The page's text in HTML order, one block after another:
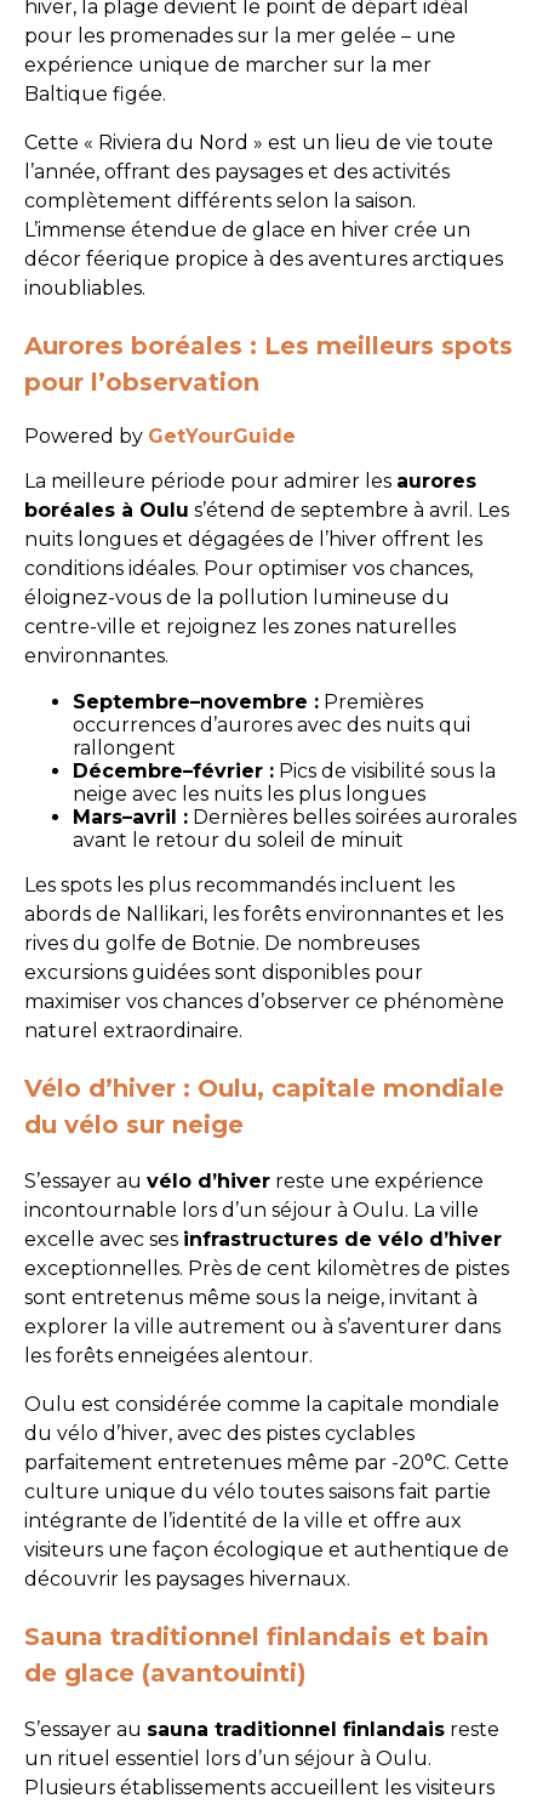
hiver, la plage devient le point de départ idéal
pour les promenades sur la mer gelée – une
expérience unique de marcher sur la mer
Baltique figée.
Cette « Riviera du Nord » est un lieu de vie toute
l’année, offrant des paysages et des activités
complètement différents selon la saison.
L’immense étendue de glace en hiver crée un
décor féerique propice à des aventures arctiques
inoubliables.
Aurores boréales : Les meilleurs spots
pour l’observation
Powered by GetYourGuide
La meilleure période pour admirer les aurores
boréales à Oulu s’étend de septembre à avril. Les
nuits longues et dégagées de l’hiver offrent les
conditions idéales. Pour optimiser vos chances,
éloignez-vous de la pollution lumineuse du
centre-ville et rejoignez les zones naturelles
environnantes.
Septembre–novembre : Premières
occurrences d’aurores avec des nuits qui
rallongent
Décembre–février : Pics de visibilité sous la
neige avec les nuits les plus longues
Mars–avril : Dernières belles soirées aurorales
avant le retour du soleil de minuit
Les spots les plus recommandés incluent les
abords de Nallikari, les forêts environnantes et les
rives du golfe de Botnie. De nombreuses
excursions guidées sont disponibles pour
maximiser vos chances d’observer ce phénomène
naturel extraordinaire.
Vélo d’hiver : Oulu, capitale mondiale
du vélo sur neige
S’essayer au vélo d’hiver reste une expérience
incontournable lors d’un séjour à Oulu. La ville
excelle avec ses infrastructures de vélo d’hiver
exceptionnelles. Près de cent kilomètres de pistes
sont entretenus même sous la neige, invitant à
explorer la ville autrement ou à s’aventurer dans
les forêts enneigées alentour.
Oulu est considérée comme la capitale mondiale
du vélo d’hiver, avec des pistes cyclables
parfaitement entretenues même par -20°C. Cette
culture unique du vélo toutes saisons fait partie
intégrante de l’identité de la ville et offre aux
visiteurs une façon écologique et authentique de
découvrir les paysages hivernaux.
Sauna traditionnel finlandais et bain
de glace (avantouinti)
S’essayer au sauna traditionnel finlandais reste
un rituel essentiel lors d’un séjour à Oulu.
Plusieurs établissements accueillent les visiteurs